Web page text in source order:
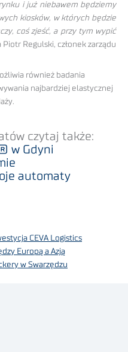
i już niebawem będziemy
kiosków, w których będzie
coś zjeść, a przy tym wypić
Piotr Regulski, członek zarządu
również badania
najbardziej elastycznej
czytaj także:
w Gdyni
automaty
CEVA Logistics
Europą a Azją
w Swarzędzu